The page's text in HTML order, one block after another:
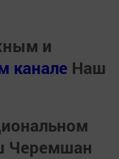
и
канале Наш
Черемшан